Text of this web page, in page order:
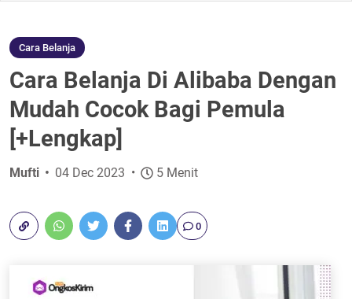
Cara Belanja
Cara Belanja Di Alibaba Dengan
Mudah Cocok Bagi Pemula
[+Lengkap]
Mufti 04 Dec 2023 5 Menit
0